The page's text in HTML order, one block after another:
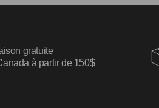
gratuite
à partir de 150$